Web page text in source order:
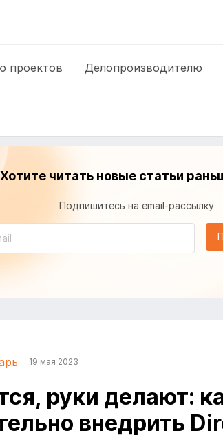
проектов Делопроизводителю
Хотите читать новые статьи
Подпишитесь на email-рассылку
19 мая 2023
руки делают:
внедрить